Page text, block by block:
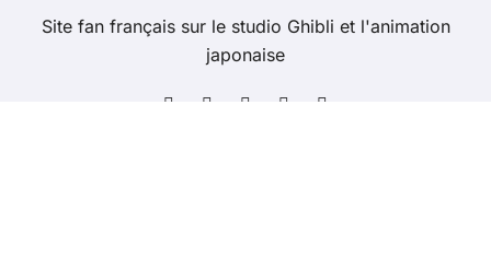
Site fan français sur le studio Ghibli et l'animation
japonaise